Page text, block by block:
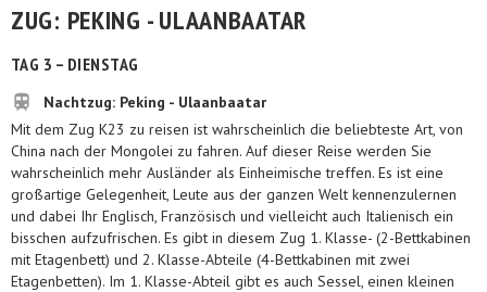
ZUG: PEKING - ULAANBAATAR
TAG 3 – DIENSTAG
Nachtzug: Peking - Ulaanbaatar
Mit dem Zug K23 zu reisen ist wahrscheinlich die beliebteste Art, von
China nach der Mongolei zu fahren. Auf dieser Reise werden Sie
wahrscheinlich mehr Ausländer als Einheimische treffen. Es ist eine
großartige Gelegenheit, Leute aus der ganzen Welt kennenzulernen
und dabei Ihr Englisch, Französisch und vielleicht auch Italienisch ein
bisschen aufzufrischen. Es gibt in diesem Zug 1. Klasse- (2-Bettkabinen
mit Etagenbett) und 2. Klasse-Abteile (4-Bettkabinen mit zwei
Etagenbetten). Im 1. Klasse-Abteil gibt es auch Sessel, einen kleinen